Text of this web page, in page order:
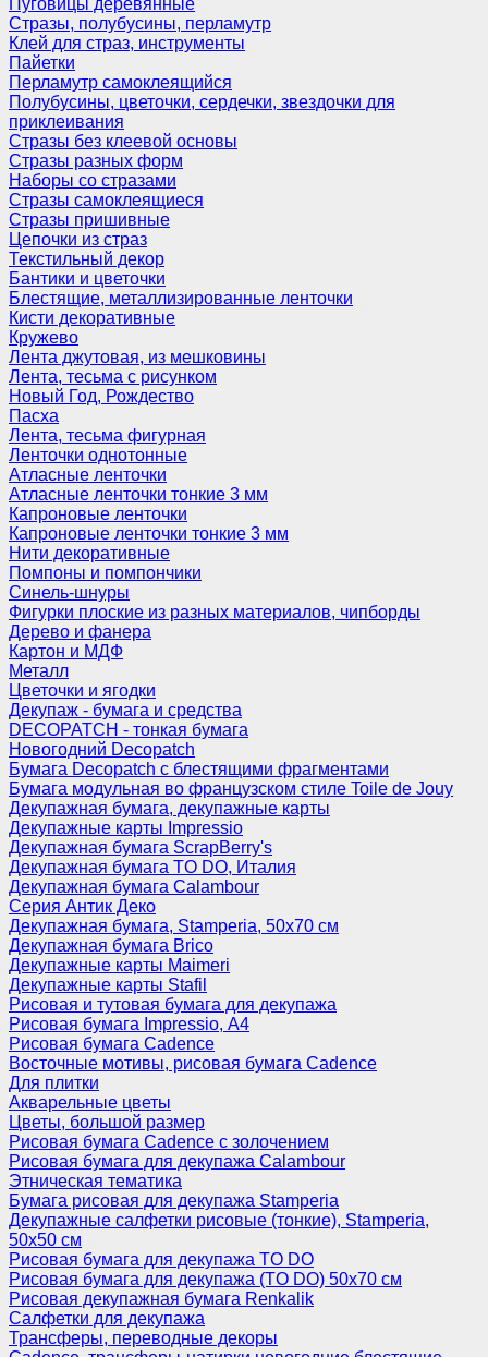
Пуговицы деревянные
Стразы, полубусины, перламутр
Клей для страз, инструменты
Пайетки
Перламутр самоклеящийся
Полубусины, цветочки, сердечки, звездочки для
приклеивания
Стразы без клеевой основы
Стразы разных форм
Наборы со стразами
Стразы самоклеящиеся
Стразы пришивные
Цепочки из страз
Текстильный декор
Бантики и цветочки
Блестящие, металлизированные ленточки
Кисти декоративные
Кружево
Лента джутовая, из мешковины
Лента, тесьма с рисунком
Новый Год, Рождество
Пасха
Лента, тесьма фигурная
Ленточки однотонные
Атласные ленточки
Атласные ленточки тонкие 3 мм
Капроновые ленточки
Капроновые ленточки тонкие 3 мм
Нити декоративные
Помпоны и помпончики
Синель-шнуры
Фигурки плоские из разных материалов, чипборды
Дерево и фанера
Картон и МДФ
Металл
Цветочки и ягодки
Декупаж - бумага и средства
DECOPATCH - тонкая бумага
Новогодний Decopatch
Бумага Decopatch с блестящими фрагментами
Бумага модульная во французском стиле Toile de Jouy
Декупажная бумага, декупажные карты
Декупажные карты Impressio
Декупажная бумага ScrapBerry's
Декупажная бумага TO DO, Италия
Декупажная бумага Calambour
Серия Антик Деко
Декупажная бумага, Stamperia, 50х70 см
Декупажная бумага Brico
Декупажные карты Maimeri
Декупажные карты Stafil
Рисовая и тутовая бумага для декупажа
Рисовая бумага Impressio, А4
Рисовая бумага Cadence
Восточные мотивы, рисовая бумага Cadence
Для плитки
Акварельные цветы
Цветы, большой размер
Рисовая бумага Cadence c золочением
Рисовая бумага для декупажа Calambour
Этническая тематика
Бумага рисовая для декупажа Stamperia
Декупажные салфетки рисовые (тонкие), Stamperia,
50х50 см
Рисовая бумага для декупажа TO DO
Рисовая бумага для декупажа (TO DO) 50х70 см
Рисовая декупажная бумага Renkalik
Салфетки для декупажа
Трансферы, переводные декоры